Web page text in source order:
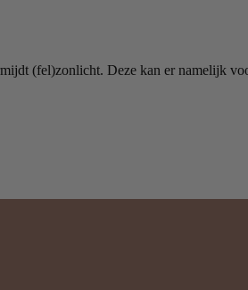
(fel)zonlicht. Deze kan er namelijk